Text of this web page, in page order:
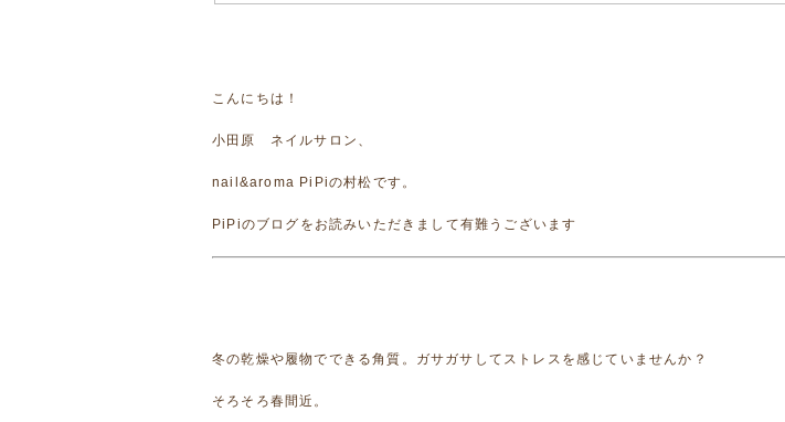
こんにちは！
小田原 ネイルサロン、
nail&aroma PiPiの村松です。
PiPiのブログをお読みいただきまして有難うございます
冬の乾燥や履物でできる角質。ガサガサしてストレスを感じていませんか？
そろそろ春間近。